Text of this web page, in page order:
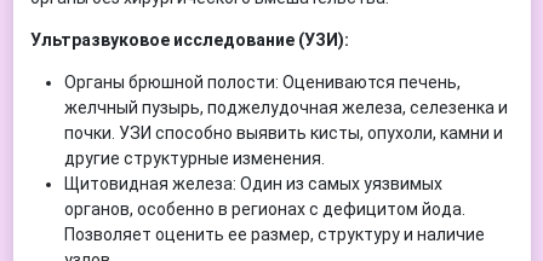
Ультразвуковое исследование (УЗИ):
Органы брюшной полости: Оцениваются печень,
желчный пузырь, поджелудочная железа, селезенка и
почки. УЗИ способно выявить кисты, опухоли, камни и
другие структурные изменения.
Щитовидная железа: Один из самых уязвимых
органов, особенно в регионах с дефицитом йода.
Позволяет оценить ее размер, структуру и наличие